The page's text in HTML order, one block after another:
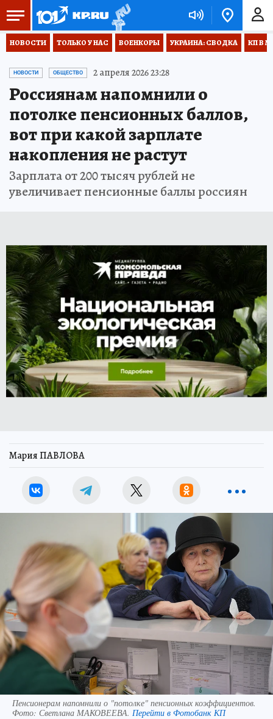
НОВОСТИ ТОЛЬКО У НАС ВОЕНКОРЫ УКРАИНА: СВОДКА КП В
НОВОСТИ ОБЩЕСТВО 2 апреля 2026 23:28
Россиянам напомнили о
потолке пенсионных баллов,
вот при какой зарплате
накопления не растут
Зарплата от 200 тысяч рублей не
увеличивает пенсионные баллы россиян
Мария ПАВЛОВА
Пенсионерам напомнили о "потолке" пенсионных коэффициентов.
Фото: Светлана МАКОВЕЕВА. Перейти в Фотобанк КП